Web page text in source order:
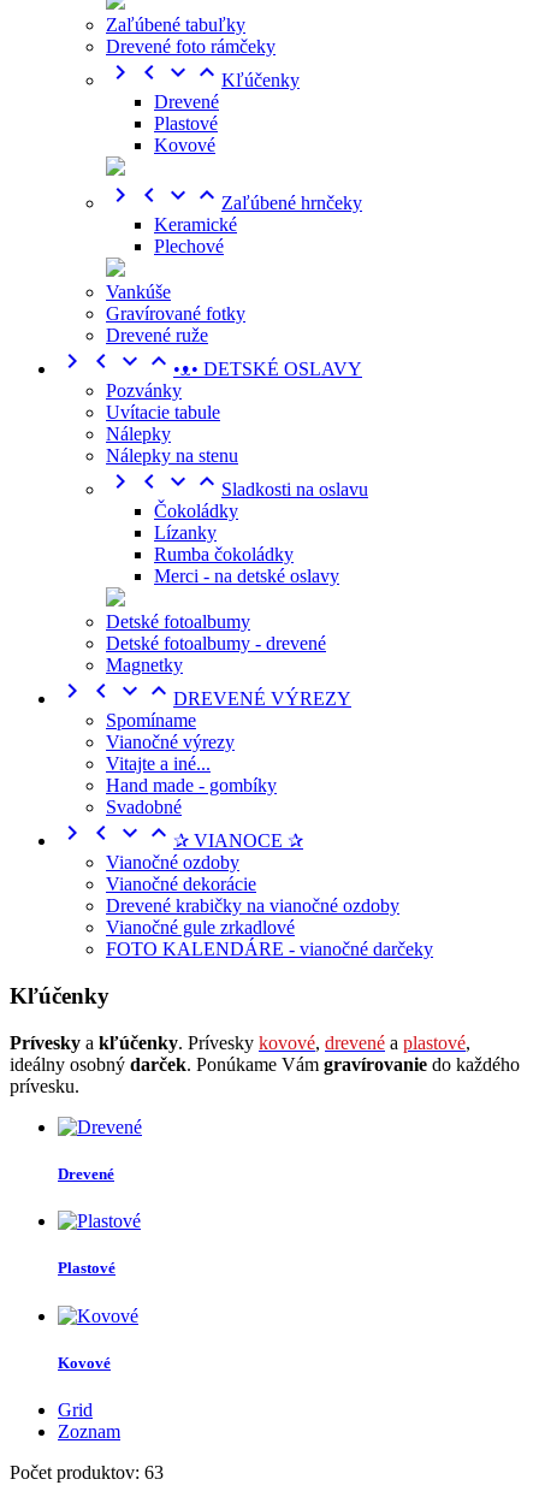
Zaľúbené tabuľky
Drevené foto rámčeky
    Kľúčenky
Drevené
Plastové
Kovové
    Zaľúbené hrnčeky
Keramické
Plechové
Vankúše
Gravírované fotky
Drevené ruže
    •ᴥ• DETSKÉ OSLAVY
Pozvánky
Uvítacie tabule
Nálepky
Nálepky na stenu
    Sladkosti na oslavu
Čokoládky
Lízanky
Rumba čokoládky
Merci - na detské oslavy
Detské fotoalbumy
Detské fotoalbumy - drevené
Magnetky
    DREVENÉ VÝREZY
Spomíname
Vianočné výrezy
Vitajte a iné...
Hand made - gombíky
Svadobné
    ✰ VIANOCE ✰
Vianočné ozdoby
Vianočné dekorácie
Drevené krabičky na vianočné ozdoby
Vianočné gule zrkadlové
FOTO KALENDÁRE - vianočné darčeky
Kľúčenky
Prívesky a kľúčenky. Prívesky kovové, drevené a plastové,
ideálny osobný darček. Ponúkame Vám gravírovanie do každého
prívesku.
Drevené
Plastové
Kovové
Grid
Zoznam
Počet produktov: 63